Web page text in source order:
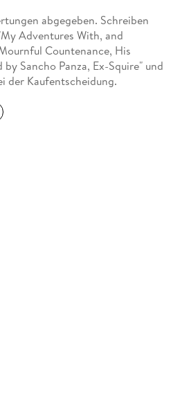
abgegeben. Schreiben
Adventures With, and
Countenance, His
Sancho Panza, Ex-Squire" und
der Kaufentscheidung.